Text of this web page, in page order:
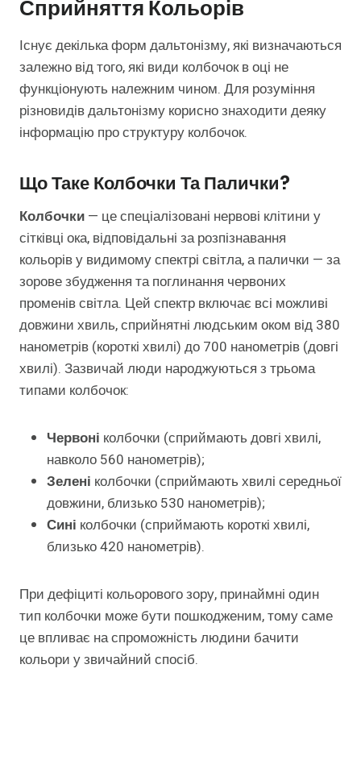
Сприйняття Кольорів
Існує декілька форм дальтонізму, які визначаються
залежно від того, які види колбочок в оці не
функціонують належним чином. Для розуміння
різновидів дальтонізму корисно знаходити деяку
інформацію про структуру колбочок.
Що Таке Колбочки Та Палички?
Колбочки — це спеціалізовані нервові клітини у
сітківці ока, відповідальні за розпізнавання
кольорів у видимому спектрі світла, а палички — за
зорове збудження та поглинання червоних
променів світла. Цей спектр включає всі можливі
довжини хвиль, сприйнятні людським оком від 380
нанометрів (короткі хвилі) до 700 нанометрів (довгі
хвилі). Зазвичай люди народжуються з трьома
типами колбочок:
Червоні колбочки (сприймають довгі хвилі,
навколо 560 нанометрів);
Зелені колбочки (сприймають хвилі середньої
довжини, близько 530 нанометрів);
Сині колбочки (сприймають короткі хвилі,
близько 420 нанометрів).
При дефіциті кольорового зору, принаймні один
тип колбочки може бути пошкодженим, тому саме
це впливає на спроможність людини бачити
кольори у звичайний спосіб.